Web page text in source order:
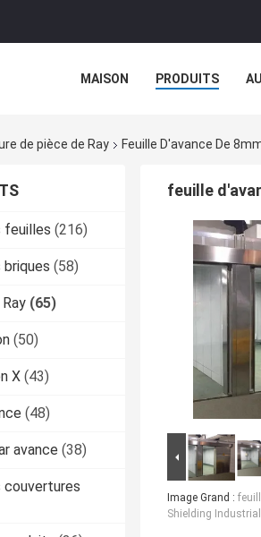
MAISON PRODUITS
de pièce de Ray Feuille D'avance De
feuilles (216)
(58)
(65)
(50)
X (43)
(48)
avance (38)
couvertures
feuille
Image Grand :
Shielding